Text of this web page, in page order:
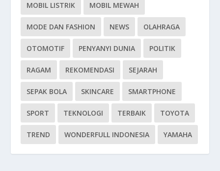
MOBIL LISTRIK MOBIL MEWAH
MODE DAN FASHION NEWS OLAHRAGA
OTOMOTIF PENYANYI DUNIA POLITIK
RAGAM REKOMENDASI SEJARAH
SEPAK BOLA SKINCARE SMARTPHONE
SPORT TEKNOLOGI TERBAIK TOYOTA
TREND WONDERFULL INDONESIA YAMAHA